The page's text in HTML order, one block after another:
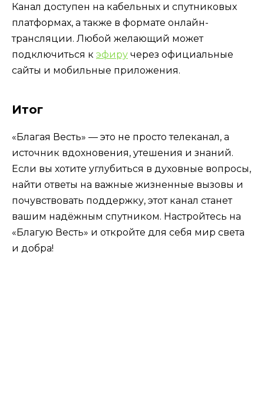
Канал доступен на кабельных и спутниковых
платформах, а также в формате онлайн-
трансляции. Любой желающий может
подключиться к эфиру через официальные
сайты и мобильные приложения.
Итог
«Благая Весть» — это не просто телеканал, а
источник вдохновения, утешения и знаний.
Если вы хотите углубиться в духовные вопросы,
найти ответы на важные жизненные вызовы и
почувствовать поддержку, этот канал станет
вашим надёжным спутником. Настройтесь на
«Благую Весть» и откройте для себя мир света
и добра!